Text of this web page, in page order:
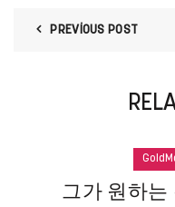
PREVIOUS POST
그가 원하는